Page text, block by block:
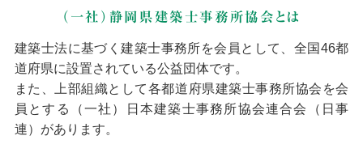
（一社）静岡県建築士事務所協会とは
建築士法に基づく建築士事務所を会員として、全国46都
道府県に設置されている公益団体です。
また、上部組織として各都道府県建築士事務所協会を会
員とする（一社）日本建築士事務所協会連合会（日事
連）があります。